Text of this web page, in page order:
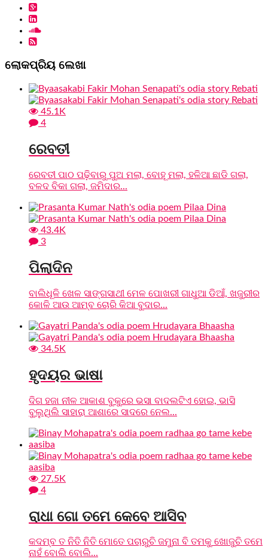
ଲୋକପ୍ରିୟ ଲେଖା
45.1K
4
ରେବତୀ
ରେବତୀ ପାଠ ପଢ଼ିବାରୁ ପୁଅ ମଲା, ବୋହୂ ମଲା, ହଳିଆ ଛାଡି ଗଲା,
ବଳଦ ବିକା ଗଲା, ଜମିଦାର...
43.4K
3
ପିଲାଦିନ
ବାଲିଧୂଳି ଖେଳ ସାଙ୍ଗସାଥୀ ମେଳ ପୋଖରୀ ଗାଧୁଆ ଡିଆଁ, ଖଜୁରୀର
କୋଳି ଆଉ ଆମ୍ବ ଚୋରି କିଆ ବୁଦାର...
34.5K
ହୃଦୟର ଭାଷା
ଦିଗ ହଜା ନୀଳ ଆକାଶ ବୁକୁରେ ଭସା ବାଦଲଟିଏ ହୋଇ, ଭାସି
ବୁଲୁଥିଲି ସାହାରା ଆଶାରେ ସାଦରେ ନେଲ...
27.5K
4
ରାଧା ଗୋ ତମେ କେବେ ଆସିବ
କଦମ୍ବ ତ ନିତି ନିତି ମୋତେ ପଚାରୁଚି ଜମୁନା ବି ତମକୁ ଖୋଜୁଚି ତମେ
ନାହଁ ବୋଲି ବୋଲି...